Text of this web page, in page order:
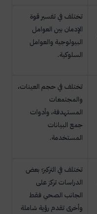
تختلف في تفسير قوة
الإدمان بين العوامل
البيولوجية والعوامل
السلوكية.
تختلف في حجم العينات،
والمجتمعات
المستهدفة، وأدوات
جمع البيانات
المستخدمة.
تختلف في التركيز؛ بعض
الدراسات تركز على
الجانب الصحي فقط
وأخرى تقدم رؤية شاملة